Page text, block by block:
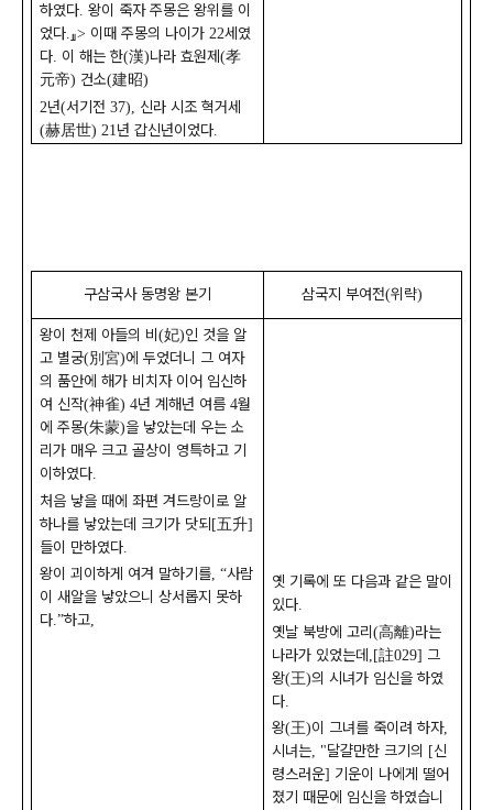
하였다. 왕이 죽자 주몽은 왕위를 이
었다.』> 이때 주몽의 나이가 22세였
다. 이 해는 한(漢)나라 효원제 (孝
元帝) 건소(建昭)
2년(서기전 37), 신라 시조 혁거세
(赫居世) 21 년 갑신년이었다.
구삼국사 동명왕 본기 삼국지 부여전(위략)
왕이 천제 아들의 비 (妃)인 것을 알
고 별궁(別宮)에 두었더니 그 여자
의 품안에 해가 비치자 이어 임신하
여 신작(神雀) 4년 계해년 여름 4월
에 주몽(朱蒙)을 낳았는데 우는 소
리가 매우 크고 골상이 영특하고 기
이하였다.
처음 낳을 때에 좌편 겨드랑이로 알
하나를 낳았는데 크기가 닷되[五升]
들이 만하였다.
왕이 괴이하게 여겨 말하기를, “사람
이 새알을 낳았으니 상서롭지 못하
다.”하고,
옛 기록에 또 다음과 같은 말이
있다.
옛날 북방에 고리(高離)라는
나라가 있었는데 ,[註029] 그
왕(王)의 시녀가 임신을 하였
다.
왕(王)이 그녀를 죽이려 하자,
시녀는, "달걀만한 크기의 [신
령스러운] 기운이 나에게 떨어
졌기 때문에 임신을 하였습니